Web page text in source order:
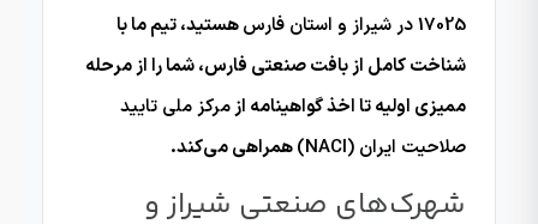
17025 در شیراز و استان فارس
هستید، تیم ما با
شناخت کامل از بافت صنعتی فارس، شما را از مرحله
ممیزی اولیه تا اخذ گواهینامه ازمرکز ملی تایید
صلاحیت ایران (NACI)
همراهی می‌کند.
شهرک‌های صنعتی شیراز و